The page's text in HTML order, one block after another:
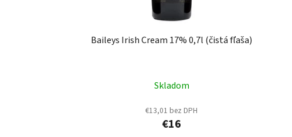
Baileys Irish Cream 17% 0,7l (čistá fľaša)
Skladom
€13,01 bez DPH
€16